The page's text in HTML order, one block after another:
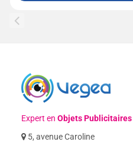
Expert enObjets Publicitaires
5, avenue Caroline